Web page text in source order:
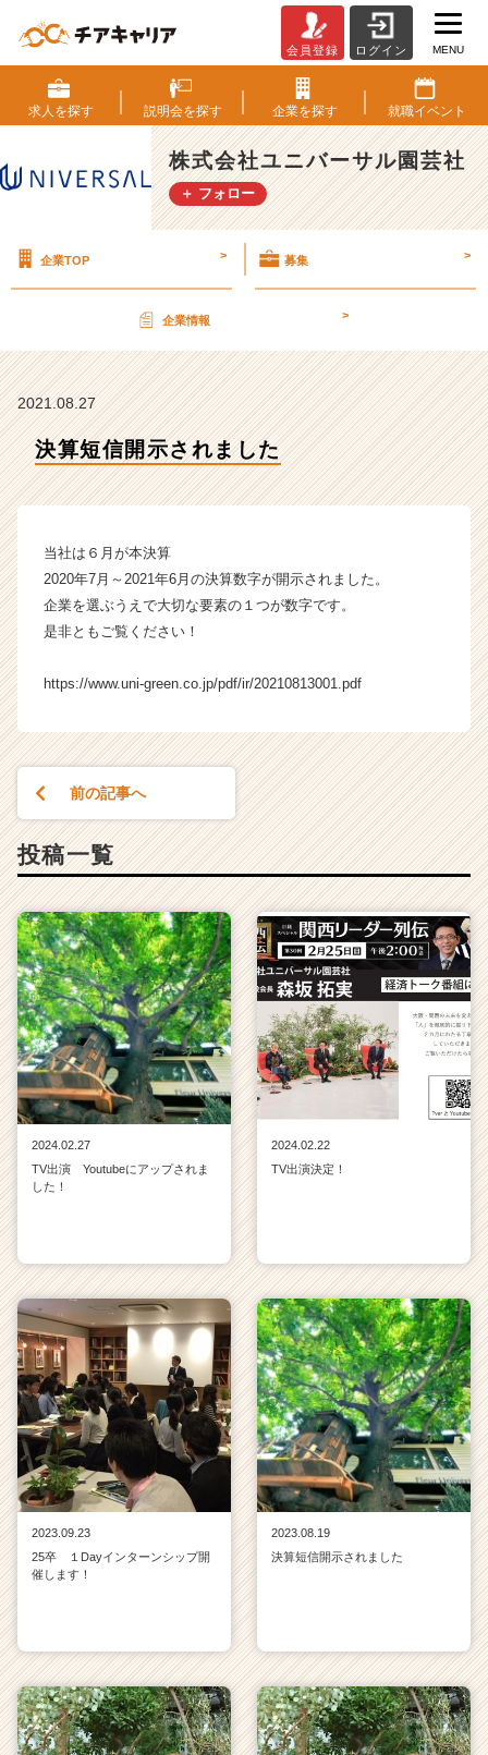
算
短
信
開
示
さ
た
【株
会
バ
ー
社
の
タ
|
ー・
成
長
企
業
か
ら
ス
カ
ウ
ト
く
イ
ト
チ
ア
キ
ャ
リ
ア
（C
h
e
r）
会員登録 ログイン MENU
求人を探す 説明会を探す 企業を探す 就職イベント
株式会社ユニバーサル園芸社
＋ フォロー
企業TOP > 募集 >
企業情報 >
2021.08.27
決算短信開示されました
当社は６月が本決算
2020年7月～2021年6月の決算数字が開示されました。
企業を選ぶうえで大切な要素の１つが数字です。
是非ともご覧ください！
https://www.uni-green.co.jp/pdf/ir/20210813001.pdf
前の記事へ
投稿一覧
2024.02.27
TV出演 Youtubeにアップされま
した！
2024.02.22
TV出演決定！
2023.09.23
25卒 １Dayインターンシップ開
催します！
2023.08.19
決算短信開示されました